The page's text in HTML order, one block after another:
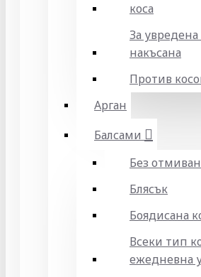
коса
За увредена
накъсана
Против
Арган
Балсами
Без
Блясък
Боядисана
Всеки тип
ежедневна